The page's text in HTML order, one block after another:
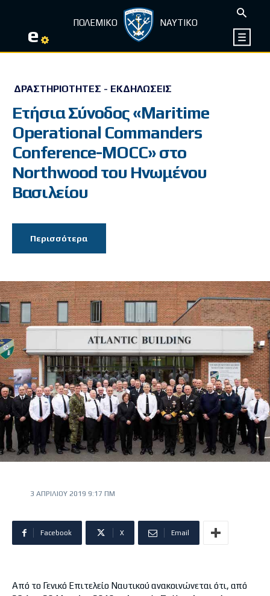
e ΠΟΛΕΜΙΚΟ ΝΑΥΤΙΚΟ
ΔΡΑΣΤΗΡΙΌΤΗΤΕΣ - ΕΚΔΗΛΏΣΕΙΣ
Ετήσια Σύνοδος «Maritime
Operational Commanders
Conference-MOCC» στο
Νorthwood του Ηνωμένου
Βασιλείου
Περισσότερα
3 ΑΠΡΙΛΊΟΥ 2019 9:17 ΠΜ
Facebook X Email
Από το Γενικό Επιτελείο Ναυτικού ανακοινώνεται ότι, από